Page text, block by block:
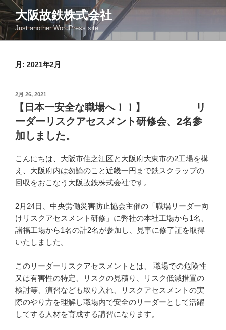
コ
ン
テ
ン
大阪故鉄株式会社
Just another WordPress site
月: 2021年2月
投
日:
2月 26, 2021
【日本一安全な職場へ！！】 リ
ーダーリスクアセスメント研修会、2名参
加しました。
こんにちは、大阪市住之江区と大阪府大東市の2工場を構
え、大阪府内は勿論のこと近畿一円まで鉄スクラップの
回収をおこなう大阪故鉄株式会社です。
2月24日、中央労働災害防止協会主催の「職場リーダー向
けリスクアセスメント研修」に弊社の本社工場から1名、
諸福工場から1名の計2名が参加し、見事に修了証を取得
いたしました。
このリーダーリスクアセスメントとは、 職場での危険性
又は有害性の特定、リスクの見積り、リスク低減措置の
検討等、演習なども取り入れ、リスクアセスメントの実
際のやり方を理解し職場内で安全のリーダーとして活躍
してする人材を育成する講習になります。